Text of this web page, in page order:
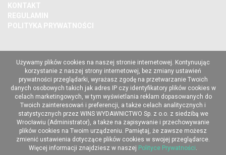
KONTAKT
REGULAMIN
POLITYKA PRYWATNOŚCI
Używamy plików cookies na naszej stronie internetowej. Kontynuując
korzystanie z naszej strony internetowej, bez zmiany ustawień
prywatności przeglądarki, wyrażasz zgodę na przetwarzanie Twoich
danych osobowych takich jak adres IP czy identyfikatory plików cookies w
celach marketingowych, w tym wyświetlania reklam dopasowanych do
Twoich zainteresowań i preferencji, a także celach analitycznych i
statystycznych przez WINS WYDAWNICTWO Sp. z o.o. z siedzibą we
Wrocławiu (Administrator), a także na zapisywanie i przechowywanie
plików cookies na Twoim urządzeniu. Pamiętaj, że zawsze możesz
zmienić ustawienia dotyczące plików cookies w swojej przeglądarce.
Więcej informacji znajdziesz w naszej Polityce Prywatności.